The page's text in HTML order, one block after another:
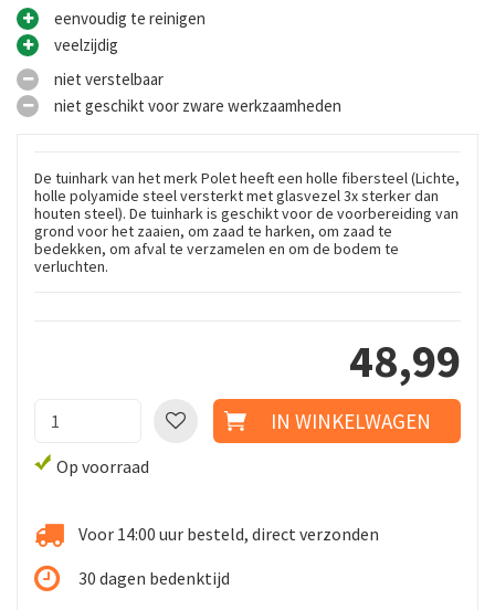
eenvoudig te reinigen
veelzijdig
niet verstelbaar
niet geschikt voor zware werkzaamheden
De tuinhark van het merk Polet heeft een holle fibersteel (Lichte,
holle polyamide steel versterkt met glasvezel 3x sterker dan
houten steel). De tuinhark is geschikt voor de voorbereiding van
grond voor het zaaien, om zaad te harken, om zaad te
bedekken, om afval te verzamelen en om de bodem te
verluchten.
48,99
Op voorraad
Voor 14:00 uur besteld, direct verzonden
30 dagen bedenktijd